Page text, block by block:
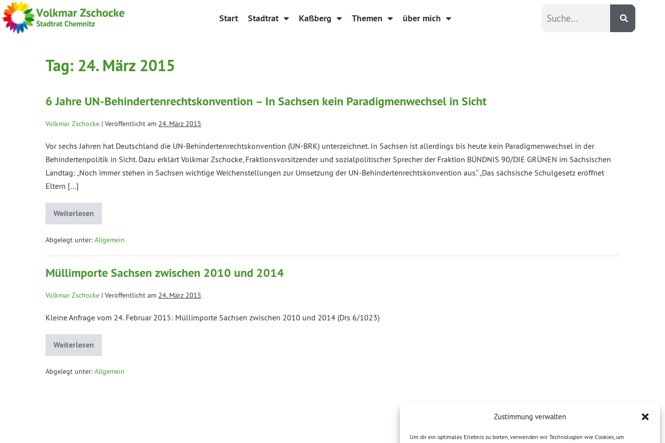
Zustimmung verwalten
Um dir ein optimales Erlebnis zu bieten, verwenden wir Technologien wie Cookies, um
Start Stadtrat Kaßberg Themen über mich
Tag: 24. März 2015
6 Jahre UN-Behindertenrechtskonvention – In Sachsen kein Paradigmenwechsel in Sicht
Volkmar Zschocke | Veröffentlicht am 24. März 2015
Vor sechs Jahren hat Deutschland die UN-Behindertenrechtskonvention (UN-BRK) unterzeichnet. In Sachsen ist allerdings bis heute kein Paradigmenwechsel in der
Behindertenpolitik in Sicht. Dazu erklärt Volkmar Zschocke, Fraktionsvorsitzender und sozialpolitischer Sprecher der Fraktion BÜNDNIS 90/DIE GRÜNEN im Sächsischen
Landtag: „Noch immer stehen in Sachsen wichtige Weichenstellungen zur Umsetzung der UN-Behindertenrechtskonvention aus.“ „Das sächsische Schulgesetz eröffnet
Eltern […]
Weiterlesen
Abgelegt unter: Allgemein
Müllimporte Sachsen zwischen 2010 und 2014
Volkmar Zschocke | Veröffentlicht am 24. März 2015
Kleine Anfrage vom 24. Februar 2015: Müllimporte Sachsen zwischen 2010 und 2014 (Drs 6/1023)
Weiterlesen
Abgelegt unter: Allgemein